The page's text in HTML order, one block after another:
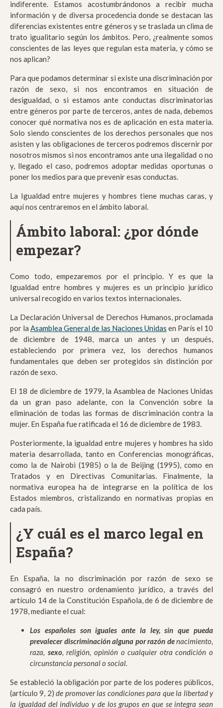
indiferente. Estamos acostumbrándonos a recibir mucha
información y de diversa procedencia donde se destacan las
diferencias existentes entre géneros y se traslada un clima de
trato igualitario según los ámbitos. Pero, ¿realmente somos
conscientes de las leyes que regulan esta materia, y cómo se
nos aplican?
Para que podamos determinar si existe una discriminación por
razón de sexo, si nos encontramos en situación de
desigualdad, o si estamos ante conductas discriminatorias
entre géneros por parte de terceros, antes de nada, debemos
conocer qué normativa nos es de aplicación en esta materia.
Solo siendo conscientes de los derechos personales que nos
asisten y las obligaciones de terceros podremos discernir por
nosotros mismos si nos encontramos ante una ilegalidad o no
y, llegado el caso, podremos adoptar medidas oportunas o
poner los medios para que prevenir esas conductas.
La Igualdad entre mujeres y hombres tiene muchas caras, y
aquí nos centraremos en el ámbito laboral.
Ámbito laboral: ¿por dónde
empezar?
Como todo, empezaremos por el principio. Y es que la
Igualdad entre hombres y mujeres es un principio jurídico
universal recogido en varios textos internacionales.
La Declaración Universal de Derechos Humanos, proclamada
por la Asamblea General de las Naciones Unidas en París el 10
de diciembre de 1948, marca un antes y un después,
estableciendo por primera vez, los derechos humanos
fundamentales que deben ser protegidos sin distinción por
razón de sexo.
El 18 de diciembre de 1979, la Asamblea de Naciones Unidas
da un gran paso adelante, con la Convención sobre la
eliminación de todas las formas de discriminación contra la
mujer. En España fue ratificada el 16 de diciembre de 1983.
Posteriormente, la igualdad entre mujeres y hombres ha sido
materia desarrollada, tanto en Conferencias monográficas,
como la de Nairobi (1985) o la de Beijing (1995), como en
Tratados y en Directivas Comunitarias. Finalmente, la
normativa europea ha de integrarse en la política de los
Estados miembros, cristalizando en normativas propias en
cada país.
¿Y cuál es el marco legal en
España?
En España, la no discriminación por razón de sexo se
consagró en nuestro ordenamiento jurídico, a través del
artículo 14 de la Constitución Española, de 6 de diciembre de
1978, mediante el cual:
Los españoles son iguales ante la ley, sin que pueda
prevalecer discriminación alguna por razón denacimiento,
raza, sexo, religión, opinión o cualquier otra condición o
circunstancia personal o social.
Se estableció la obligación por parte de los poderes públicos,
(artículo 9, 2)de promover las condiciones para que la libertad y
la igualdad del individuo y de los grupos en que se integra sean